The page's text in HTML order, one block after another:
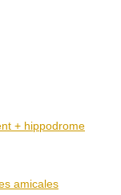
+ hippodrome
amicales